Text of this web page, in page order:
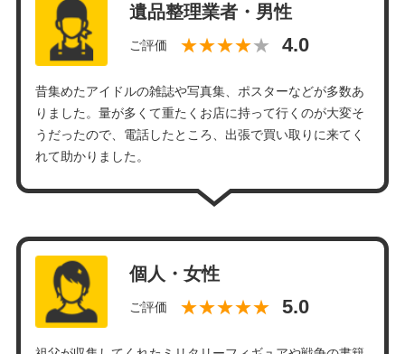
遺品整理業者・男性
ご評価 ★★★★
昔集めたアイドルの雑誌や写真集、ポスターなどが多数あ
りました。量が多くて重たくお店に持って行くのが大変そ
うだったので、電話したところ、出張で買い取りに来てく
れて助かりました。
個人・女性
ご評価 ★★★★★